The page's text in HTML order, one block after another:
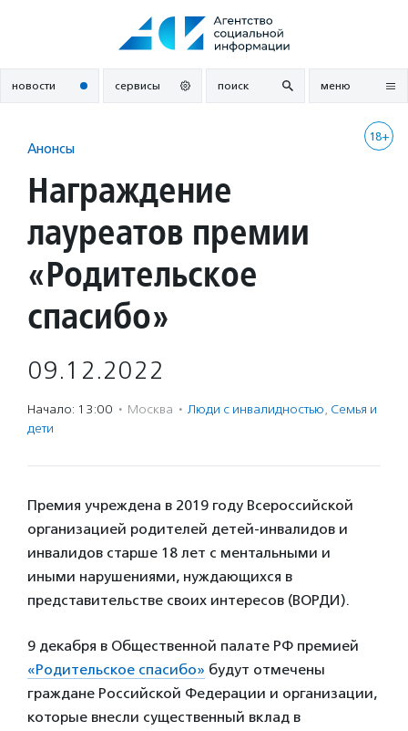
новости сервисы поиск меню
18+
Анонсы
Награждение
лауреатов премии
«Родительское
спасибо»
09.12.2022
Начало: 13:00 · Москва · Люди с инвалидностью, Семья и
дети
Премия учреждена в 2019 году Всероссийской
организацией родителей детей-инвалидов и
инвалидов старше 18 лет с ментальными и
иными нарушениями, нуждающихся в
представительстве своих интересов (ВОРДИ).
9 декабря в Общественной палате РФ премией
«Родительское спасибо» будут отмечены
граждане Российской Федерации и организации,
которые внесли существенный вклад в